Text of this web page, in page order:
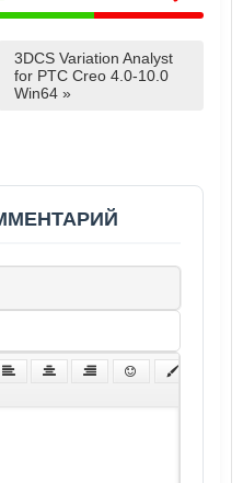
3DCS Variation Analyst
for PTC Creo 4.0-10.0
Win64 »